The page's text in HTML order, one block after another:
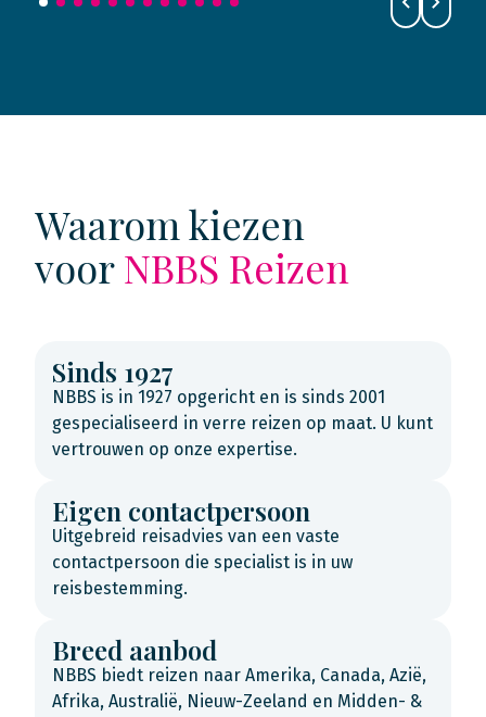
Waarom kiezen
voorNBBS Reizen
Sinds 1927
NBBS is in 1927 opgericht en is sinds 2001
gespecialiseerd in verre reizen op maat. U kunt
vertrouwen op onze expertise.
Eigen contactpersoon
Uitgebreid reisadvies van een vaste
contactpersoon die specialist is in uw
reisbestemming.
Breed aanbod
NBBS biedt reizen naar Amerika, Canada, Azië,
Afrika, Australië, Nieuw-Zeeland en Midden- &